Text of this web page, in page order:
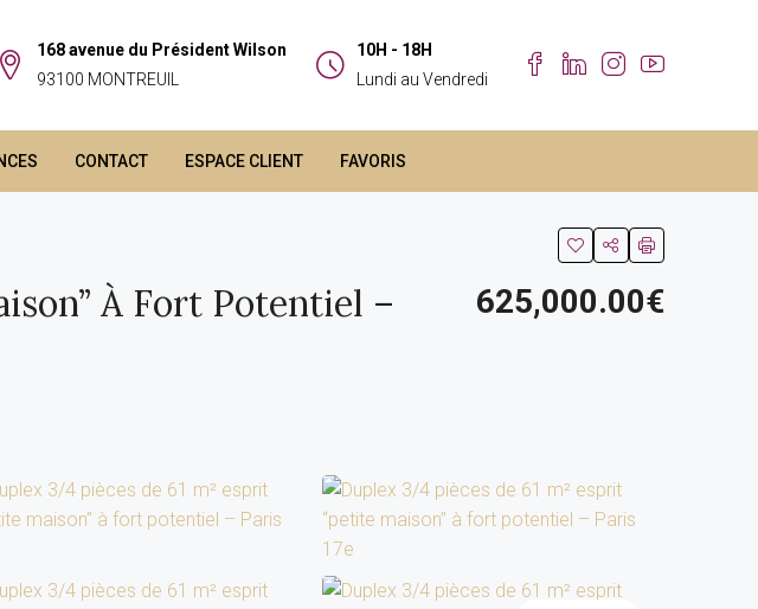
168 avenue du Président Wilson
93100 MONTREUIL
10H - 18H
Lundi au Vendredi
CONTACT ESPACE CLIENT FAVORIS
À Fort Potentiel –
625,000.00€